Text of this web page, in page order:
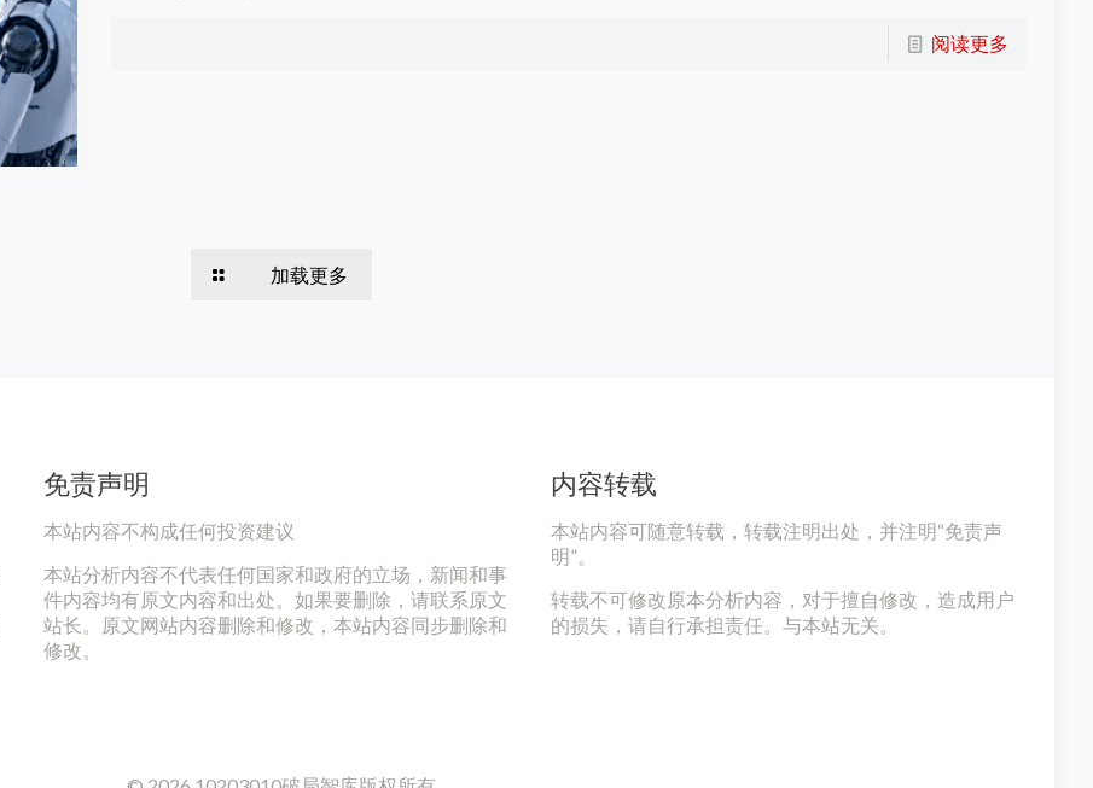
阅读更多
加载更多
免责声明
本站内容不构成任何投资建议
本站分析内容不代表任何国家和政府的立场，新闻和事
件内容均有原文内容和出处。如果要删除，请联系原文
站长。原文网站内容删除和修改，本站内容同步删除和
修改。
内容转载
本站内容可随意转载，转载注明出处，并注明“免责声
明”。
转载不可修改原本分析内容，对于擅自修改，造成用户
的损失，请自行承担责任。与本站无关。